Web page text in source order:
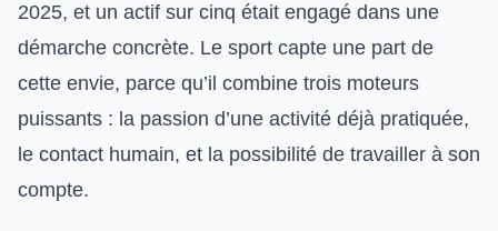
2025, et un actif sur cinq était engagé dans une
démarche concrète. Le sport capte une part de
cette envie, parce qu’il combine trois moteurs
puissants : la passion d’une activité déjà pratiquée,
le contact humain, et la possibilité de travailler à son
compte.